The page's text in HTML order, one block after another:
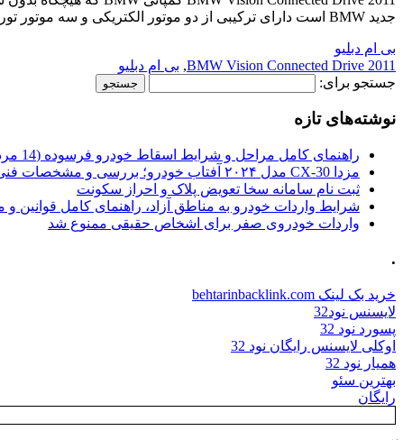
جدید BMW است دارای ترکیبی از دو موتور الکتریکی و سه موتور توربو دیزلی می باشد که قدرتی برابر […]
بی ام دبلیو
BMW Vision Connected Drive 2011
, بی ام دبلیو
جستجو برای:
نوشته‌های تازه
راهنمای کامل مراحل و شرایط اسقاط خودرو فرسوده (14 مرداد 1405)
مزدا CX-30 مدل ۲۰۲۴ آفتاب خودرو؛ بررسی و مشخصات فنی
ثبت نام سامانه سخا تعویض پلاک و احراز سکونت
شرایط واردات خودرو به مناطق آزاد، راهنمای کامل قوانین و
واردات خودروی صفر برای اشخاص حقیقی ممنوع شد
.
خرید بک لینک behtarinbacklink.com
لایسنس نود32
پسورد نود 32
اوکلی لایسنس رایگان نود 32
همیار نود 32
بهترین سئو
رایگان